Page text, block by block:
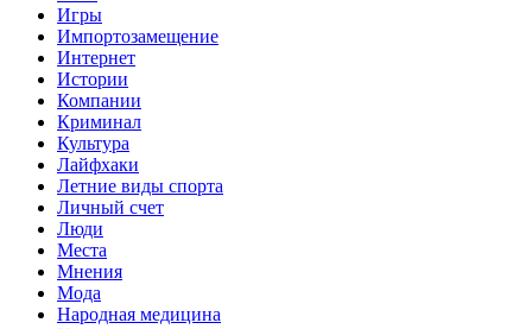
Игры
Импортозамещение
Интернет
Истории
Компании
Криминал
Культура
Лайфхаки
Летние виды спорта
Личный счет
Люди
Места
Мнения
Мода
Народная медицина